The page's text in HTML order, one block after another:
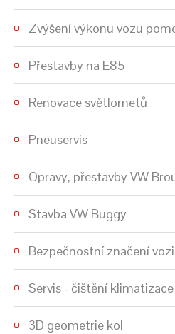
Zvýšení výkonu vozu
Přestavby na E85
Renovace světlometů
Pneuservis
Opravy, přestavby VW
Stavba VW Buggy
Bezpečnostní značení
Servis - čištění klimatizace
3D geometrie kol